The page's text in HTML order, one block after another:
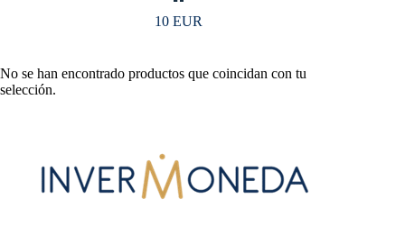
10 EUR
No se han encontrado productos que coincidan con tu
selección.